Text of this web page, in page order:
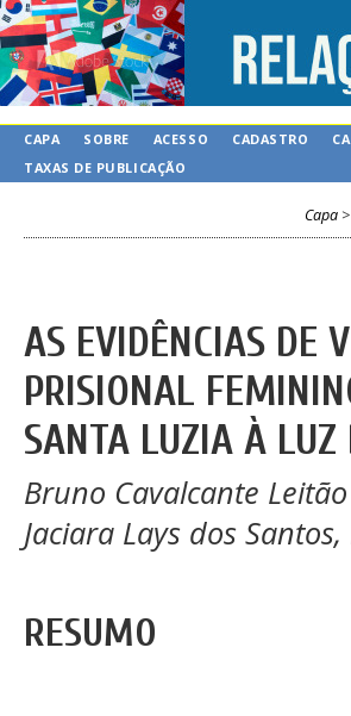
CAPA SOBRE ACESSO CADASTRO
TAXAS DE PUBLICAÇÃO
Capa >
AS EVIDÊNCIAS DE
PRISIONAL
SANTA LUZIA À LUZ
Bruno Cavalcante
Jaciara Lays dos
RESUMO